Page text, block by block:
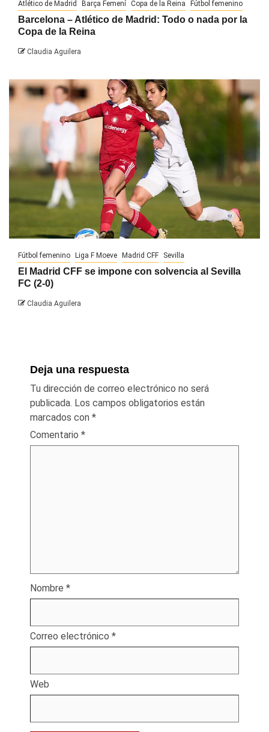
Atlético de Madrid Barça Femení Copa de la Reina Fútbol femenino
Barcelona – Atlético de Madrid: Todo o nada por la
Copa de la Reina
Claudia Aguilera
Fútbol femenino Liga F Moeve Madrid CFF Sevilla
El Madrid CFF se impone con solvencia al Sevilla
FC (2-0)
Claudia Aguilera
Deja una respuesta
Tu dirección de correo electrónico no será
publicada. Los campos obligatorios están
marcados con *
Comentario *
Nombre *
Correo electrónico *
Web